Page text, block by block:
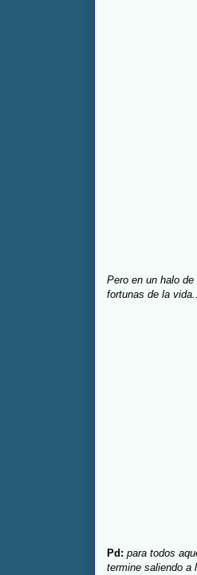
Pero en un halo
fortunas de la
Pd: para todos
termine saliendo a